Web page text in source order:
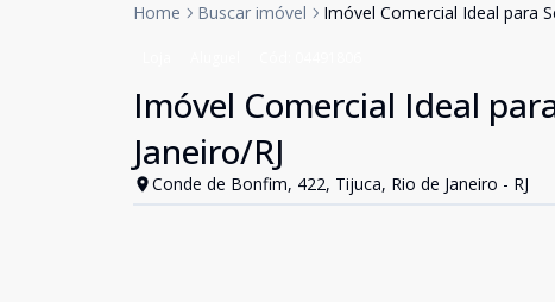
Home Buscar imóvel Imóvel Comercial Ideal para
Imóvel Comercial Ideal
Janeiro/RJ
Conde de Bonfim, 422, Tijuca, Rio de Janeiro - RJ